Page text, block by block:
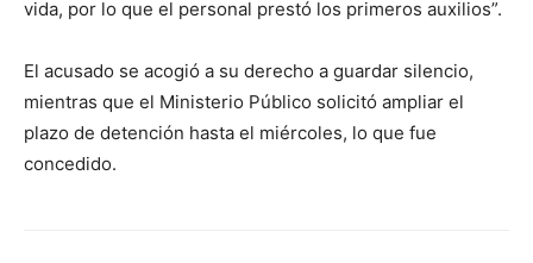
vida, por lo que el personal prestó los primeros auxilios”.
El acusado se acogió a su derecho a guardar silencio,
mientras que el Ministerio Público solicitó ampliar el
plazo de detención hasta el miércoles, lo que fue
concedido.